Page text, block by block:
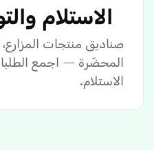
الاستلام
صناديق منتجات
المحضّرة — اجمع
الاستلام.